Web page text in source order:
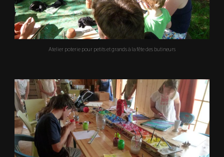
Atelier poterie pour petits et grands à la fête des butineurs